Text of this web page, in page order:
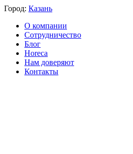
Город: Казань
О компании
Сотрудничество
Блог
Horeca
Нам доверяют
Контакты